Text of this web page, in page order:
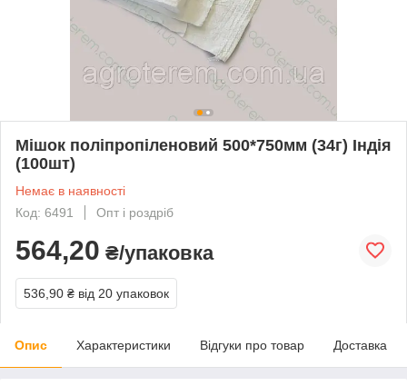
Мішок поліпропіленовий 500*750мм (34г) Індія
(100шт)
Немає в наявності
Код: 6491
Опт і роздріб
564,20 ₴/упаковка
536,90 ₴ від 20 упаковок
Опис Характеристики Відгуки про товар Доставка